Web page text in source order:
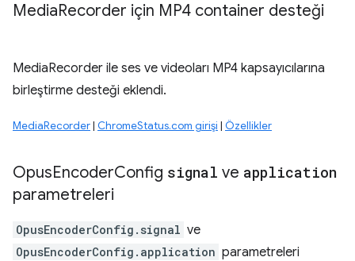
MediaRecorder için MP4 container desteği
MediaRecorder ile ses ve videoları MP4 kapsayıcılarına
birleştirme desteği eklendi.
MediaRecorder| ChromeStatus.com girişi | Özellikler
OpusEncoderConfig signal ve application
parametreleri
OpusEncoderConfig.signal ve
OpusEncoderConfig.application parametreleri